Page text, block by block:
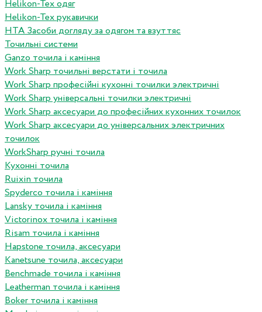
Helikon-Tex одяг
Helikon-Tex рукавички
HTA Засоби догляду за одягом та взуттяс
Точильні системи
Ganzo точила і каміння
Work Sharp точильні верстати і точила
Work Sharp професiйнi кухоннi точилки электричнi
Work Sharp унiверсальнi точилки электричнi
Work Sharp аксесуари до професiйних кухонних точилок
Work Sharp аксесуари до унiверсальних электричних
точилок
WorkSharp ручні точила
Кухонні точила
Ruixin точила
Spyderco точила і каміння
Lansky точила і каміння
Victorinox точила і каміння
Risam точила і каміння
Hapstone точила, аксесуари
Kanetsune точила, аксесуари
Benchmade точила і каміння
Leatherman точила і каміння
Boker точила і каміння